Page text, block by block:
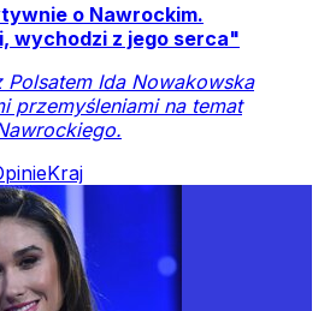
o Nawrockim.
wychodzi z jego serca"
Polsatem Ida Nowakowska
przemyśleniami na temat
Kraj